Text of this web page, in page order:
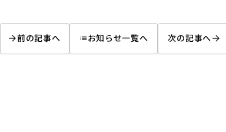
前の記事へ listお知らせ一覧へ 次の記事へ